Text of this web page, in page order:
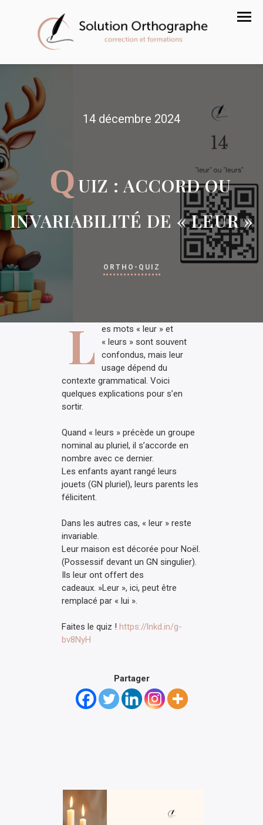
14 décembre 2024
QUIZ : ACCORD OU
INVARIABILITÉ DE « LEUR »
ORTHO-QUIZ
L
es mots « leur » et
« leurs » sont souvent
confondus, mais leur
usage dépend du
contexte grammatical. Voici
quelques explications pour s’en
sortir.
Quand « leurs » précède un groupe
nominal au pluriel, il s’accorde en
nombre avec ce dernier.
Les enfants ayant rangé leurs
jouets (GN pluriel), leurs parents les
félicitent.
Dans les autres cas, « leur » reste
invariable.
Leur maison est décorée pour Noël.
(Possessif devant un GN singulier).
Ils leur ont offert des
cadeaux. »Leur », ici, peut être
remplacé par « lui ».
Faites le quiz ! https://lnkd.in/g-
bv8NyH
Partager